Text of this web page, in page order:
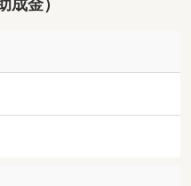
成金）